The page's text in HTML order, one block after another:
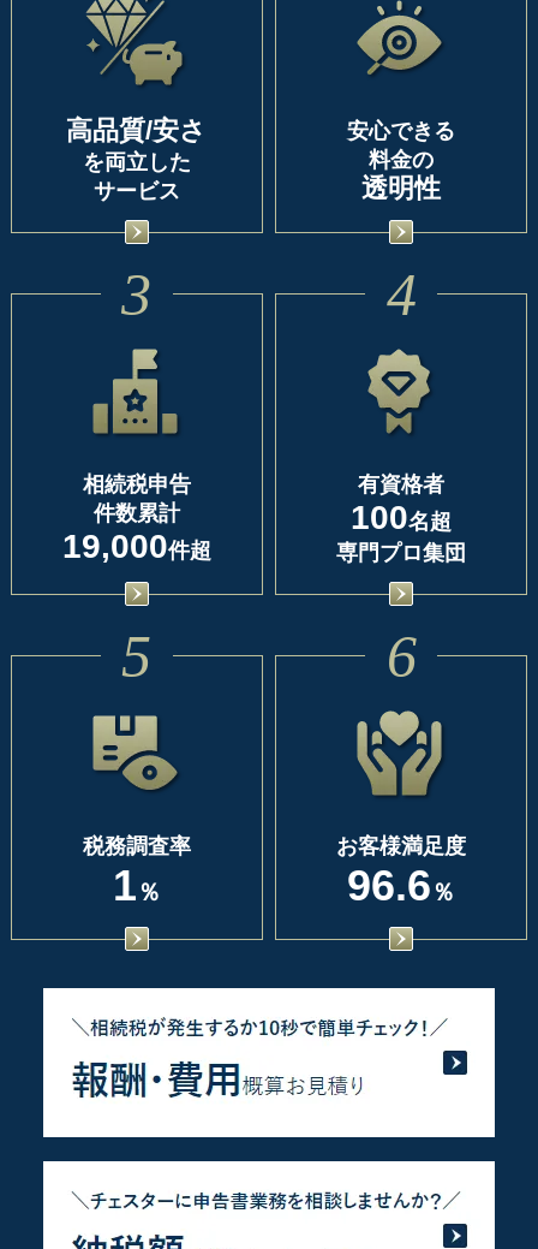
高品質/安さ
を両立した
サービス
安心できる
料金の
透明性
3
相続税申告
件数累計
19,000件超
4
有資格者
100名超
専門プロ集団
5
税務調査率
1 ％
6
お客様満足度
96.6 ％